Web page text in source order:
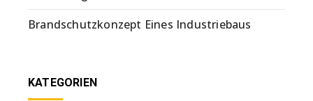
Brandschutzkonzept Eines Industriebaus
KATEGORIEN